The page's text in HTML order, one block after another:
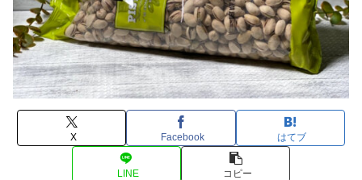
X Facebook はてブ
LINE コピー